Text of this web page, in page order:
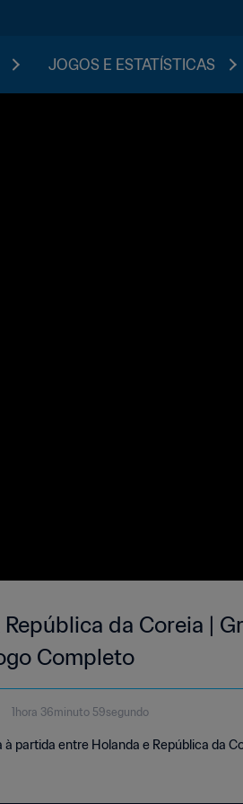
JOGOS E ESTATÍSTICAS
da Coreia |
Completo
1hora 36minuto 59segundo
partida entre Holanda e República da